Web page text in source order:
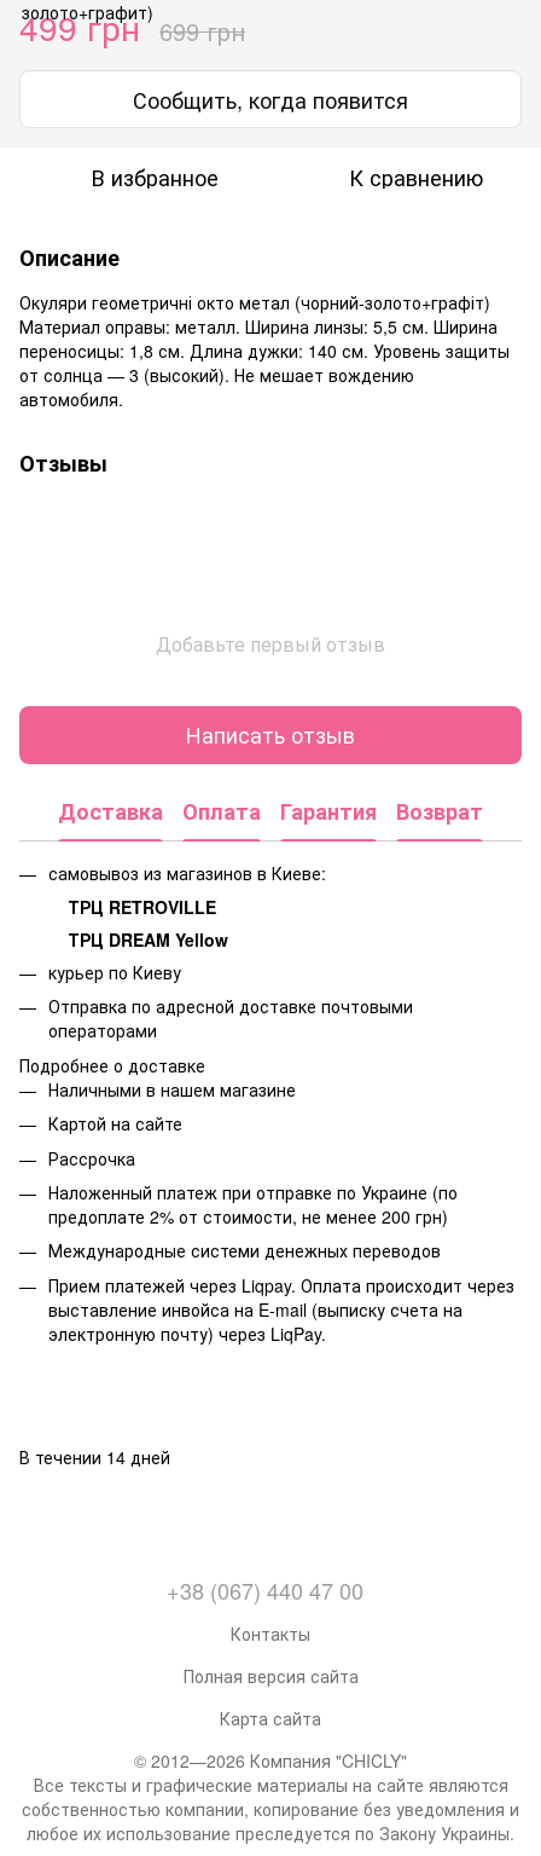
499 грн 699 грн
Сообщить, когда появится
В избранное К сравнению
Описание
Окуляри геометричні окто метал (чорний-золото+графіт)
Материал оправы: металл. Ширина линзы: 5,5 см. Ширина
переносицы: 1,8 см. Длина дужки: 140 см. Уровень защиты
от солнца — 3 (высокий). Не мешает вождению
автомобиля.
Отзывы
Добавьте первый отзыв
Написать отзыв
Доставка Оплата Гарантия Возврат
самовывоз из магазинов в Киеве:
ТРЦ RETROVILLE
ТРЦ DREAM Yellow
курьер по Киеву
Отправка по адресной доставке почтовыми
операторами
Подробнее о доставке
Наличными в нашем магазине
Картой на сайте
Рассрочка
Наложенный платеж при отправке по Украине (по
предоплате 2% от стоимости, не менее 200 грн)
Международные системи денежных переводов
Прием платежей через Liqpay. Оплата происходит через
выставление инвойса на E-mail (выписку счета на
электронную почту) через LiqPay.
В течении 14 дней
+38 (067) 440 47 00
Контакты
Полная версия сайта
Карта сайта
© 2012—2026 Компания "CHICLY"
Все тексты и графические материалы на сайте являются
собственностью компании, копирование без уведомления и
любое их использование преследуется по Закону Украины.